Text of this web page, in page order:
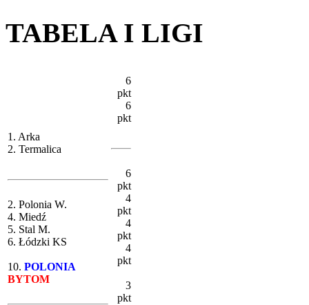
TABELA I LIGI
1. Arka
2. Termalica
2. Polonia W.
4. Miedź
5. Stal M.
6. Łódzki KS
10. POLONIA
BYTOM
6
pkt
6
pkt
6
pkt
4
pkt
4
pkt
4
pkt
3
pkt